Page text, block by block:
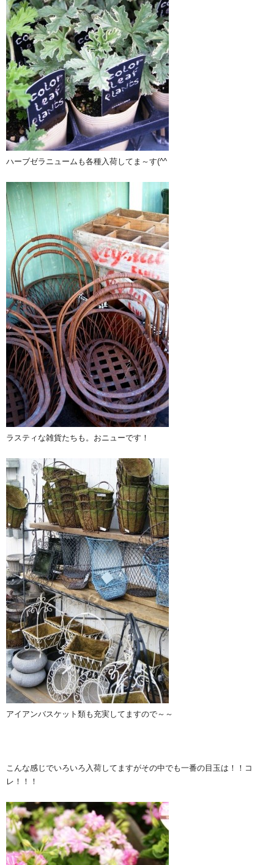
ハーブゼラニュームも各種入荷してま～す(^^ゞ
ラスティな雑貨たちも。おニューです！
アイアンバスケット類も充実してますので～～
こんな感じでいろいろ入荷してますがその中でも一番の目玉は！！コ
レ！！！